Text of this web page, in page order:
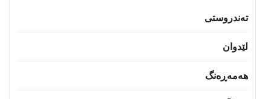
تەندروستى
لێدوان
هەمەڕەنگ